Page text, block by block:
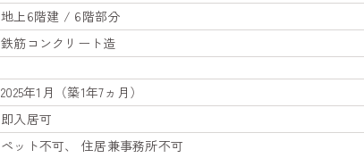
地上6階建 / 6階部分
鉄筋コンクリート造
2025年1月（築1年7ヵ月）
即入居可
ペット不可、 住居兼事務所不可